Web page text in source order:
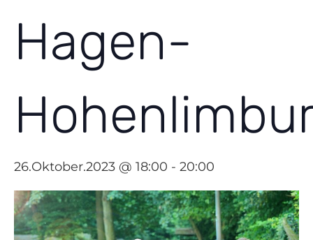
Hagen-
26.Oktober.2023 @ 18:00 - 20:00